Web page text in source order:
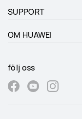
SUPPORT
OM HUAWEI
följ oss